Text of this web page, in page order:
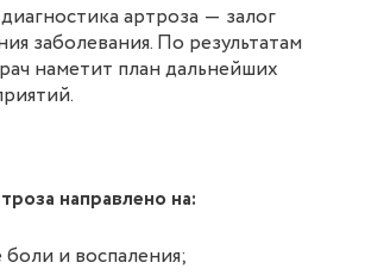
артроза ― залог
заболевания. По результатам
наметит план дальнейших
направлено на:
и воспаления;